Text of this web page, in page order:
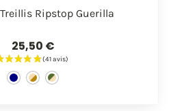
Ripstop Guerilla
25,50 €